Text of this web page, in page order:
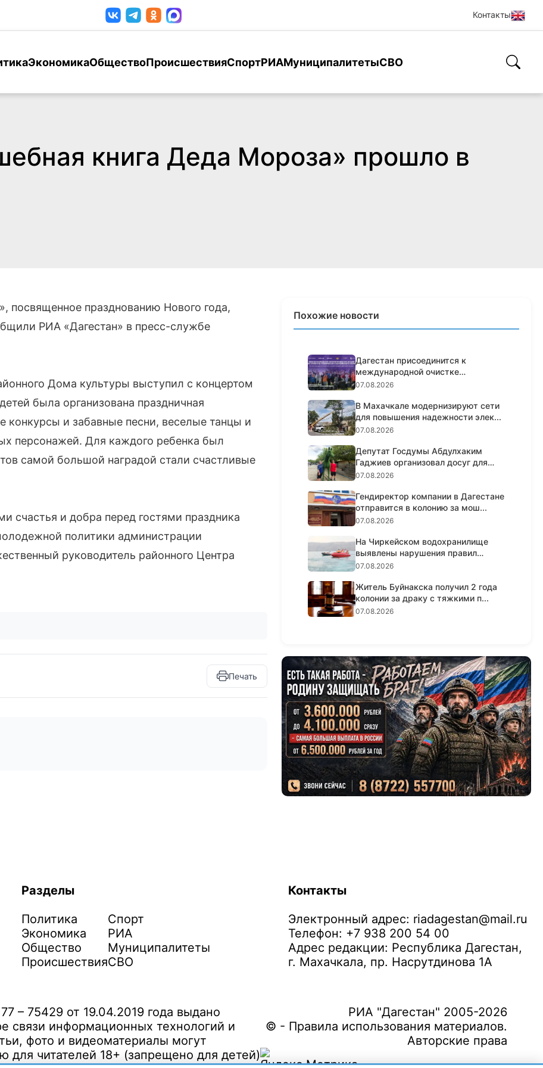
Контакты
ЭкономикаОбществоПроисшествияСпортРИАМуниципалитетыСВО
книга Деда Мороза» прошло в
посвященное празднованию Нового года,
РИА «Дагестан» в пресс-службе
Дома культуры выступил с концертом
была организована праздничная
и забавные песни, веселые танцы и
персонажей. Для каждого ребенка был
самой большой наградой стали счастливые
счастья и добра перед гостями праздника
политики администрации
руководитель районного Центра
Печать
Похожие новости
Дагестан присоединится к
международной очистке
побережья Кас...
07.08.2026
В Махачкале модернизируют сети
для повышения надежности элек...
07.08.2026
Депутат Госдумы Абдулхаким
Гаджиев организовал досуг для
100...
07.08.2026
Гендиректор компании в Дагестане
отправится в колонию за мош...
07.08.2026
На Чиркейском водохранилище
выявлены нарушения правил
безопа...
07.08.2026
Житель Буйнакска получил 2 года
колонии за драку с тяжкими п...
07.08.2026
Разделы
Политика
Экономика
Общество
Происшествия
Спорт
РИА
Муниципалитеты
СВО
Контакты
Электронный адрес: riadagestan@mail.ru
Телефон: +7 938 200 54 00
Адрес редакции: Республика Дагестан,
г. Махачкала, пр. Насрутдинова 1А
75429 от 19.04.2019 года выдано
связи информационных технологий и
фото и видеоматериалы могут
читателей 18+ (запрещено для детей)
РИА "Дагестан" 2005-2026
© - Правила использования материалов.
Авторские права